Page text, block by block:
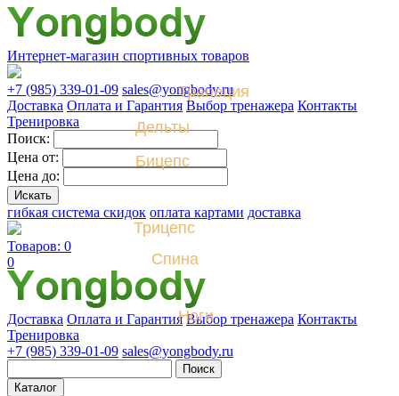
Интернет-магазин спортивных товаров
+7 (985) 339-01-09 sales@yongbody.ru
Доставка Оплата и Гарантия Выбор тренажера Контакты
Тренировка
Поиск:
Цена от:
Цена до:
гибкая система скидок оплата картами доставка
Товаров: 0
0
Доставка Оплата и Гарантия Выбор тренажера Контакты
Тренировка
+7 (985) 339-01-09 sales@yongbody.ru
Поиск
Каталог
Трапеция
Дельты
Бицепс
Трицепс
Спина
Ноги